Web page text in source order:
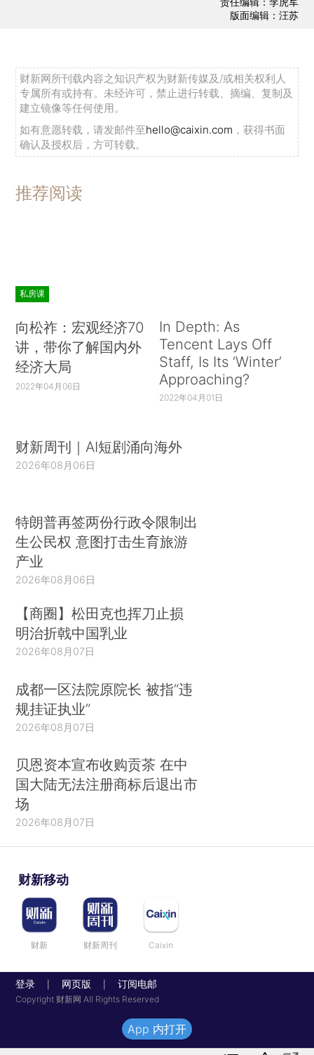
版面编辑：汪苏
财新网所刊载内容之知识产权为财新传媒及/或相关权利人
专属所有或持有。未经许可，禁止进行转载、摘编、复制及
建立镜像等任何使用。
如有意愿转载，请发邮件至hello@caixin.com ，获得书面
确认及授权后，方可转载。
推荐阅读
私房课
向松祚：宏观经济70
讲，带你了解国内外
经济大局
2022年04月06日
In Depth: As
Tencent Lays Off
Staff, Is Its ‘Winter’
Approaching?
2022年04月01日
财新周刊｜AI短剧涌向海外
2026年08月06日
特朗普再签两份行政令限制出
生公民权 意图打击生育旅游
产业
2026年08月06日
【商圈】松田克也挥刀止损
明治折戟中国乳业
2026年08月07日
成都一区法院原院长 被指“违
规挂证执业”
2026年08月07日
贝恩资本宣布收购贡茶 在中
国大陆无法注册商标后退出市
场
2026年08月07日
财新移动
财新 财新周刊 Caixin
登录 网页版 订阅电邮
Copyright 财新网 All Rights Reserved
App 内打开